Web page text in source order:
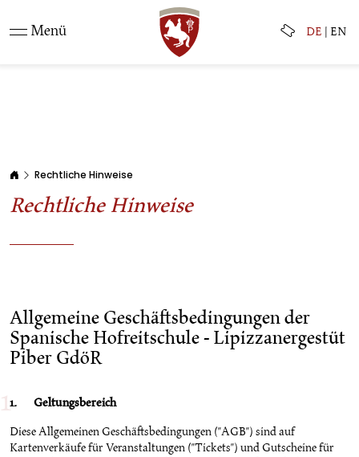
DE EN
Menü
Rechtliche Hinweise
Rechtliche Hinweise
Allgemeine Geschäftsbedingungen der
Spanische Hofreitschule - Lipizzanergestüt
Piber GdöR
1. Geltungsbereich
Diese Allgemeinen Geschäftsbedingungen ("AGB") sind auf
Kartenverkäufe für Veranstaltungen ("Tickets") und Gutscheine für